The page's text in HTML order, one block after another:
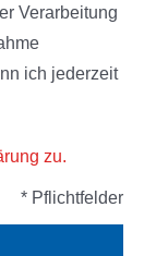
Verarbeitung
ich jederzeit
zu.
* Pflichtfelder